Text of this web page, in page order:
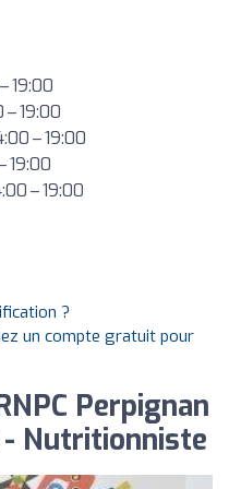
19:00
– 19:00
– 19:00
19:00
– 19:00
?
un compte gratuit pour
Perpignan
- Nutritionniste